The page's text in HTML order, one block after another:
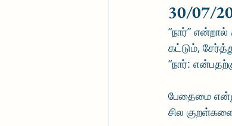
30/07/
“நார்”
கட்டும்,
“நார்:
பேதைமை
சில